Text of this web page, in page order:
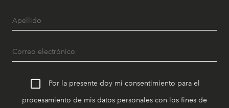
Por la presente doy mi consentimiento para el
procesamiento de mis datos personales con los fines de